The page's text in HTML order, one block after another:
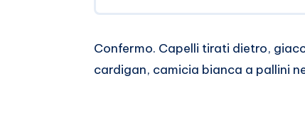
Confermo. Capelli tirati dietro,
cardigan, camicia bianca a pallini